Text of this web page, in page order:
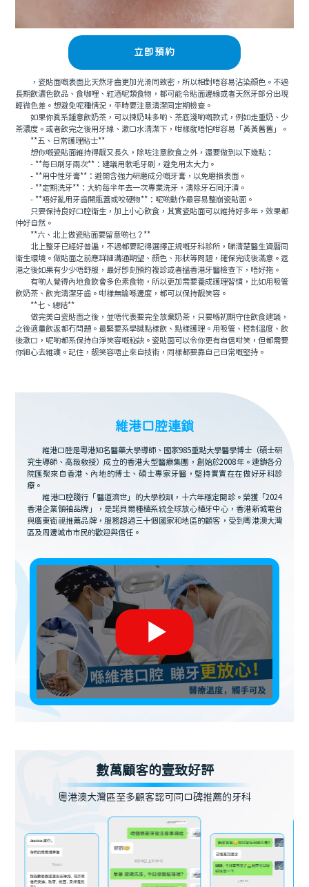
立即預約
，瓷貼面嘅表面比天然牙齒更加光滑同致密，所以相對唔容易沾染顔色。不過
長期飲濃色飲品、食咖哩、紅酒呢類食物，都可能令貼面邊緣或者天然牙部分出現
輕微色差。想避免呢種情況，平時要注意清潔同定期檢查。
如果你真系鍾意飲奶茶，可以揀奶味多啲、茶底淺啲嘅款式，例如走重奶、少
茶濃度。或者飲完之後用牙線、漱口水清潔下，咁樣就唔怕咁容易「黃黃舊舊」。
**五、日常護理貼士**
想你嘅瓷貼面維持得靓又長久，除咗注意飲食之外，還要做到以下幾點：
- **每日刷牙兩次**：建議用軟毛牙刷，避免用太大力。
- **用中性牙膏**：避開含強力研磨成分嘅牙膏，以免磨損表面。
- **定期洗牙**：大約每半年去一次專業洗牙，清除牙石同汙漬。
- **唔好亂用牙齒開瓶蓋或咬硬物**：呢啲動作最容易整崩瓷貼面。
只要保持良好口腔衛生，加上小心飲食，其實瓷貼面可以維持好多年，效果都
仲好自然。
**六、北上做瓷貼面要留意啲乜？**
北上整牙已經好普遍，不過都要記得選擇正規嘅牙科診所，睇清楚醫生資曆同
衛生環境。做貼面之前應詳細溝通期望、顔色、形狀等問題，確保完成後滿意。返
港之後如果有少少唔舒服，最好即刻預約複診或者搵香港牙醫檢查下，唔好拖。
有啲人覺得內地食飲會多色素食物，所以更加需要養成護理習慣，比如用吸管
飲奶茶、飲完清潔牙齒。咁樣無論喺邊度，都可以保持靓笑容。
**七、總結**
做完美白瓷貼面之後，並唔代表要完全放棄奶茶，只要喺初期守住飲食建議，
之後適量飲返都冇問題。最緊要系學識點樣飲、點樣護理。用吸管、控制溫度、飲
後漱口，呢啲都系保持白淨笑容嘅秘訣。瓷貼面可以令你更有自信咁笑，但都需要
你細心去維護。記住，靓笑容唔止來自技術，同樣都要靠自己日常嘅堅持。
維港口腔連鎖
維港口腔是粵港知名醫藥大學導師、國家985重點大學醫學博士（碩士研
究生導師、高級教授）成立的香港大型醫療集團，創始於2008年。連鎖各分
院匯聚來自香港、內地的博士、碩士專家牙醫，堅持實實在在做好牙科診
療。
維港口腔踐行「醫道濟世」的大學校訓，十六年穩定開診。榮獲「2024
香港企業領袖品牌」，是諾貝爾種植系統全球放心植牙中心，香港新城電台
與廣東衛視推薦品牌，服務超過三十個國家和地區的顧客，受到粵港澳大灣
區及周邊城市市民的歡迎與信任。
數萬顧客的壹致好評
粵港澳大灣區至多顧客認可同口碑推薦的牙科